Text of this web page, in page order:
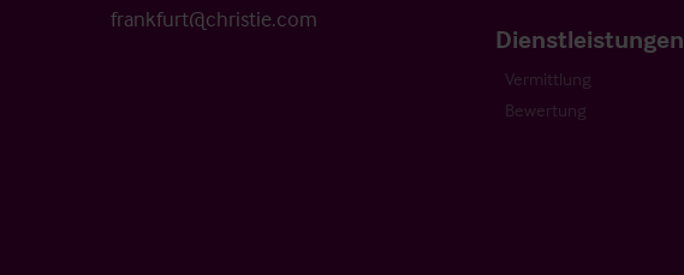
frankfurt@christie.com
Dienstleistungen
Vermittlung
Bewertung